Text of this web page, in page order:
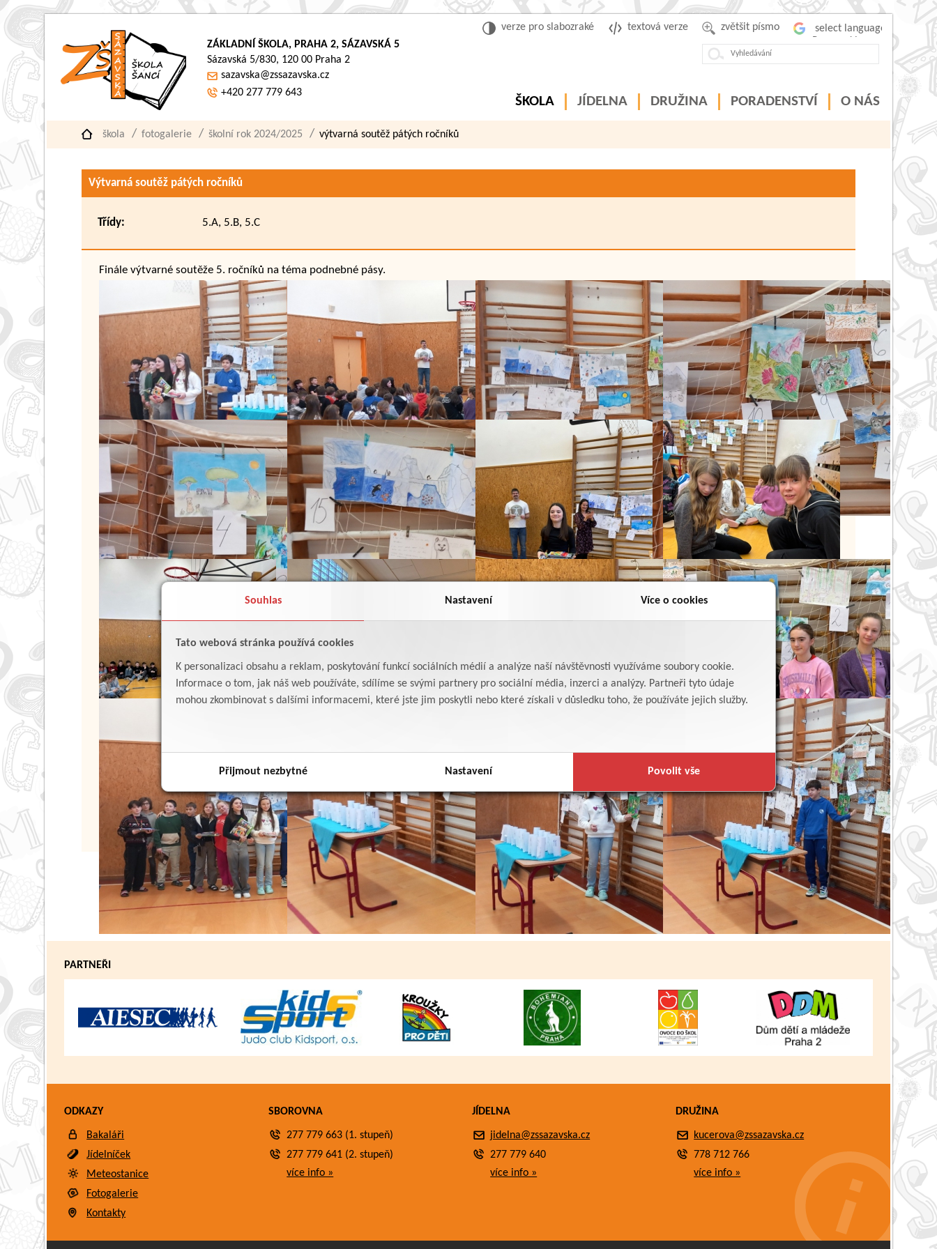
Souhlas Nastavení Více o cookies
Tato webová stránka používá cookies
K personalizaci obsahu a reklam, poskytování funkcí sociálních médií a analýze naší návštěvnosti využíváme soubory cookie.
Informace o tom, jak náš web používáte, sdílíme se svými partnery pro sociální média, inzerci a analýzy. Partneři tyto údaje
mohou zkombinovat s dalšími informacemi, které jste jim poskytli nebo které získali v důsledku toho, že používáte jejich služby.
Přijmout nezbytné Nastavení Povolit vše
zvětšit písmo
textová verze
verze pro slabozraké
ZÁKLADNÍ ŠKOLA, PRAHA 2, SÁZAVSKÁ 5
Sázavská 5/830, 120 00 Praha 2
sazavska@zssazavska.cz
+420 277 779 643
ŠKOLA JÍDELNA DRUŽINA PORADENSTVÍ O NÁS
škola fotogalerie školní rok 2024/2025 výtvarná soutěž pátých ročníků
Výtvarná soutěž pátých ročníků
Třídy: 5.A, 5.B, 5.C
Finále výtvarné soutěže 5. ročníků na téma podnebné pásy.
Zpět
PARTNEŘI
ODKAZY
Bakaláři
Jídelníček
Meteostanice
Fotogalerie
Kontakty
SBOROVNA
277 779 663 (1. stupeň)
277 779 641 (2. stupeň)
více info »
JÍDELNA
jidelna@zssazavska.cz
277 779 640
více info »
DRUŽINA
kucerova@zssazavska.cz
778 712 766
více info »